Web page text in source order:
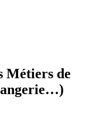
Métiers de